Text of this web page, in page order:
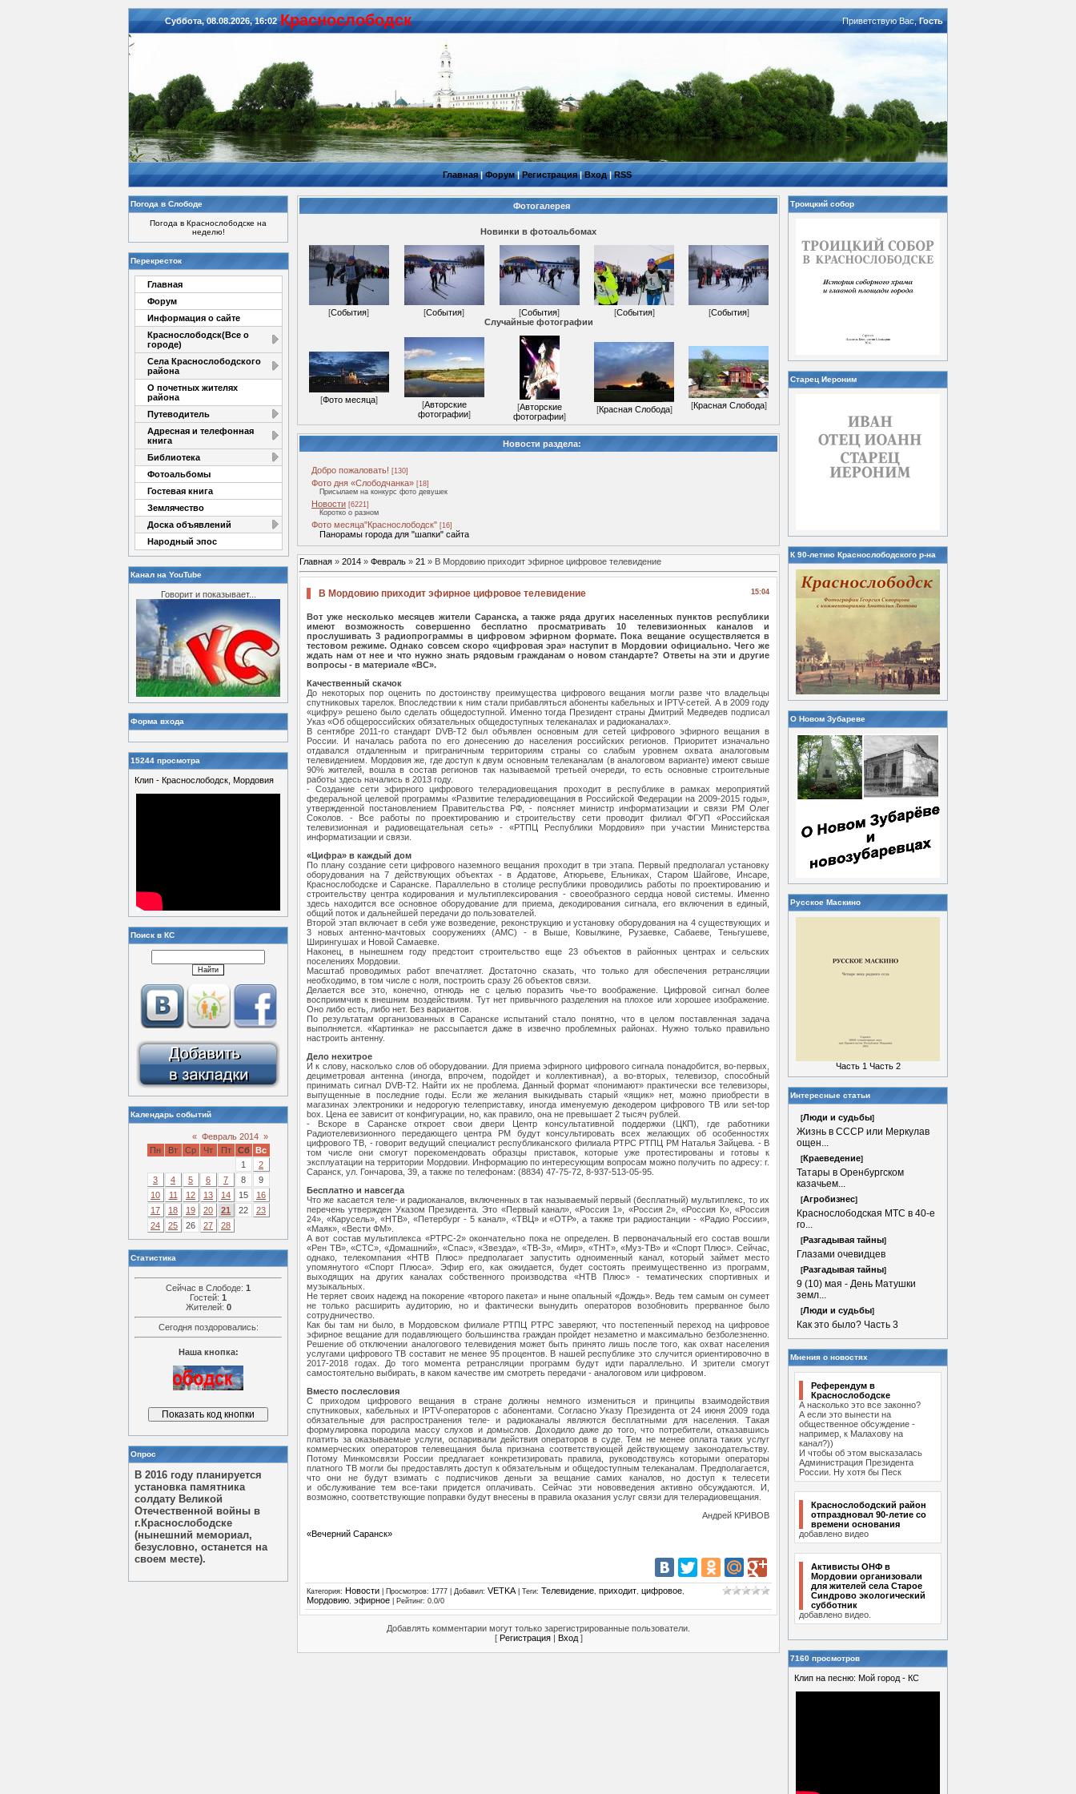
Суббота, 08.08.2026, 16:02 Красноcлободск Приветствую Вас,Гость
Главная|Форум|Регистрация|Вход|RSS
Погода в Слободе
Погода в Краснослободске на
неделю!
Перекресток
Главная
Форум
Информация о сайте
Краснослободск(Все о
городе)
Села Краснослободского
района
О почетных жителях
района
Путеводитель
Адресная и телефонная
книга
Библиотека
Фотоальбомы
Гостевая книга
Землячество
Доска объявлений
Народный эпос
Канал на YouTube
Говорит и показывает...
Форма входа
15244 просмотра
Клип - Краснослободск, Мордовия
Поиск в КС
Календарь событий
« Февраль 2014 »
Пн
Вт Ср Чт Пт Сб
Вс
1
2
3
4 5 6 7 8
9
10
11 12 13 14 15
16
17
18 19 20 21 22
23
24
25 26 27 28
Статистика
Сейчас в Слободе: 1
Гостей: 1
Жителей: 0
Сегодня поздоровались:
Наша кнопка:
Опрос
В 2016 году планируется
установка памятника
солдату Великой
Отечественной войны в
г.Краснослободске
(нынешний мемориал,
безусловно, останется на
своем месте).
Фотогалерея
Новинки в фотоальбомах
[События] [События] [События] [События] [События]
Случайные фотографии
[Фото месяца] [Авторские
фотографии]
[Авторские
фотографии]
[Красная Слобода] [Красная Слобода]
Новости раздела:
Добро пожаловать! [130]
Фото дня «Слободчанка» [18]
Присылаем на конкурс фото девушек
Новости [6221]
Коротко о разном
Фото месяца"Краснослободск" [16]
Панорамы города для "шапки" сайта
Главная » 2014 » Февраль » 21 » В Мордовию приходит эфирное цифровое телевидение
15:04
В Мордовию приходит эфирное цифровое телевидение
Вот уже несколько месяцев жители Саранска, а также ряда других населенных пунктов республики
имеют возможность совершенно бесплатно просматривать 10 телевизионных каналов и
прослушивать 3 радиопрограммы в цифровом эфирном формате. Пока вещание осуществляется в
тестовом режиме. Однако совсем скоро «цифровая эра» наступит в Мордовии официально. Чего же
ждать нам от нее и что нужно знать рядовым гражданам о новом стандарте? Ответы на эти и другие
вопросы - в материале «ВС».
Качественный скачок
До некоторых пор оценить по достоинству преимущества цифрового вещания могли разве что владельцы
спутниковых тарелок. Впоследствии к ним стали прибавляться абоненты кабельных и IPTV-сетей. А в 2009 году
«цифру» решено было сделать общедоступной. Именно тогда Президент страны Дмитрий Медведев подписал
Указ «Об общероссийских обязательных общедоступных телеканалах и радиоканалах».
В сентябре 2011-го стандарт DVB-Т2 был объявлен основным для сетей цифрового эфирного вещания в
России. И началась работа по его донесению до населения российских регионов. Приоритет изначально
отдавался отдаленным и приграничным территориям страны со слабым уровнем охвата аналоговым
телевидением. Мордовия же, где доступ к двум основным телеканалам (в аналоговом варианте) имеют свыше
90% жителей, вошла в состав регионов так называемой третьей очереди, то есть основные строительные
работы здесь начались в 2013 году.
- Создание сети эфирного цифрового телерадиовещания проходит в республике в рамках мероприятий
федеральной целевой программы «Развитие телерадиовещания в Российской Федерации на 2009-2015 годы»,
утвержденной постановлением Правительства РФ, - поясняет министр информатизации и связи РМ Олег
Соколов. - Все работы по проектированию и строительству сети проводит филиал ФГУП «Российская
телевизионная и радиовещательная сеть» - «РТПЦ Республики Мордовия» при участии Министерства
информатизации и связи.
«Цифра» в каждый дом
По плану создание сети цифрового наземного вещания проходит в три этапа. Первый предполагал установку
оборудования на 7 действующих объектах - в Ардатове, Атюрьеве, Ельниках, Старом Шайгове, Инсаре,
Краснослободске и Саранске. Параллельно в столице республики проводились работы по проектированию и
строительству центра кодирования и мультиплексирования - своеобразного сердца новой системы. Именно
здесь находится все основное оборудование для приема, декодирования сигнала, его включения в единый,
общий поток и дальнейшей передачи до пользователей.
Второй этап включает в себя уже возведение, реконструкцию и установку оборудования на 4 существующих и
3 новых антенно-мачтовых сооружениях (АМС) - в Выше, Ковылкине, Рузаевке, Сабаеве, Теньгушеве,
Ширингушах и Новой Самаевке.
Наконец, в нынешнем году предстоит строительство еще 23 объектов в районных центрах и сельских
поселениях Мордовии.
Масштаб проводимых работ впечатляет. Достаточно сказать, что только для обеспечения ретрансляции
необходимо, в том числе с ноля, построить сразу 26 объектов связи.
Делается все это, конечно, отнюдь не с целью поразить чье-то воображение. Цифровой сигнал более
восприимчив к внешним воздействиям. Тут нет привычного разделения на плохое или хорошее изображение.
Оно либо есть, либо нет. Без вариантов.
По результатам организованных в Саранске испытаний стало понятно, что в целом поставленная задача
выполняется. «Картинка» не рассыпается даже в извечно проблемных районах. Нужно только правильно
настроить антенну.
Дело нехитрое
И к слову, насколько слов об оборудовании. Для приема эфирного цифрового сигнала понадобится, во-первых,
дециметровая антенна (иногда, впрочем, подойдет и коллективная), а во-вторых, телевизор, способный
принимать сигнал DVB-Т2. Найти их не проблема. Данный формат «понимают» практически все телевизоры,
выпущенные в последние годы. Если же желания выкидывать старый «ящик» нет, можно приобрести в
магазинах электроники и недорогую телеприставку, иногда именуемую декодером цифрового ТВ или set-top
box. Цена ее зависит от конфигурации, но, как правило, она не превышает 2 тысяч рублей.
- Вскоре в Саранске откроет свои двери Центр консультативной поддержки (ЦКП), где работники
Радиотелевизионного передающего центра РМ будут консультировать всех желающих об особенностях
цифрового ТВ, - говорит ведущий специалист республиканского филиала РТРС РТПЦ РМ Наталья Зайцева. - В
том числе они смогут порекомендовать образцы приставок, которые уже протестированы и готовы к
эксплуатации на территории Мордовии. Информацию по интересующим вопросам можно получить по адресу: г.
Саранск, ул. Гончарова, 39, а также по телефонам: (8834) 47-75-72, 8-937-513-05-95.
Бесплатно и навсегда
Что же касается теле- и радиоканалов, включенных в так называемый первый (бесплатный) мультиплекс, то их
перечень утвержден Указом Президента. Это «Первый канал», «Россия 1», «Россия 2», «Россия К», «Россия
24», «Карусель», «НТВ», «Петербург - 5 канал», «ТВЦ» и «ОТР», а также три радиостанции - «Радио России»,
«Маяк», «Вести ФМ».
А вот состав мультиплекса «РТРС-2» окончательно пока не определен. В первоначальный его состав вошли
«Рен ТВ», «СТС», «Домашний», «Спас», «Звезда», «ТВ-3», «Мир», «ТНТ», «Муз-ТВ» и «Спорт Плюс». Сейчас,
однако, телекомпания «НТВ Плюс» предполагает запустить одноименный канал, который займет место
упомянутого «Спорт Плюса». Эфир его, как ожидается, будет состоять преимущественно из программ,
выходящих на других каналах собственного производства «НТВ Плюс» - тематических спортивных и
музыкальных.
Не теряет своих надежд на покорение «второго пакета» и ныне опальный «Дождь». Ведь тем самым он сумеет
не только расширить аудиторию, но и фактически вынудить операторов возобновить прерванное было
сотрудничество.
Как бы там ни было, в Мордовском филиале РТПЦ РТРС заверяют, что постепенный переход на цифровое
эфирное вещание для подавляющего большинства граждан пройдет незаметно и максимально безболезненно.
Решение об отключении аналогового телевидения может быть принято лишь после того, как охват населения
услугами цифрового ТВ составит не менее 95 процентов. В нашей республике это случится ориентировочно в
2017-2018 годах. До того момента ретрансляции программ будут идти параллельно. И зрители смогут
самостоятельно выбирать, в каком качестве им смотреть передачи - аналоговом или цифровом.
Вместо послесловия
С приходом цифрового вещания в стране должны немного измениться и принципы взаимодействия
спутниковых, кабельных и IPTV-операторов с абонентами. Согласно Указу Президента от 24 июня 2009 года
обязательные для распространения теле- и радиоканалы являются бесплатными для населения. Такая
формулировка породила массу слухов и домыслов. Доходило даже до того, что потребители, отказавшись
платить за оказываемые услуги, оспаривали действия операторов в суде. Тем не менее оплата таких услуг
коммерческих операторов телевещания была признана соответствующей действующему законодательству.
Потому Минкомсвязи России предлагает конкретизировать правила, руководствуясь которыми операторы
платного ТВ могли бы предоставлять доступ к обязательным и общедоступным телеканалам. Предполагается,
что они не будут взимать с подписчиков деньги за вещание самих каналов, но доступ к телесети
и обслуживание тем все-таки придется оплачивать. Сейчас эти нововведения активно обсуждаются. И,
возможно, соответствующие поправки будут внесены в правила оказания услуг связи для телерадиовещания.
Андрей КРИВОВ
«Вечерний Саранск»
Категория: Новости Просмотров: 1777 | Добавил: VETKA| Теги: Телевидение, приходит, цифровое,
Мордовию, эфирное Рейтинг: 0.0/0
Добавлять комментарии могут только зарегистрированные пользователи.
[ Регистрация| Вход]
Троицкий собор
Старец Иероним
К 90-летию Краснослободского р-на
О Новом Зубареве
Русское Маскино
Часть 1 Часть 2
Интересные статьи
[Люди и судьбы]
Жизнь в СССР или Меркулав
ощен...
[Краеведение]
Татары в Оренбургском
казачьем...
[Агробизнес]
Краснослободская МТС в 40-е
го...
[Разгадывая тайны]
Глазами очевидцев
[Разгадывая тайны]
9 (10) мая - День Матушки
земл...
[Люди и судьбы]
Как это было? Часть 3
Мнения о новостях
Референдум в
Краснослободске
А насколько это все законно?
А если это вынести на
общественное обсуждение -
например, к Малахову на
канал?))
И чтобы об этом высказалась
Администрация Президента
России. Ну хотя бы Песк
Краснослободский район
отпраздновал 90-летие со
времени основания
добавлено видео
Активисты ОНФ в
Мордовии организовали
для жителей села Старое
Синдрово экологический
субботник
добавлено видео.
7160 просмотров
Клип на песню: Мой город - КС